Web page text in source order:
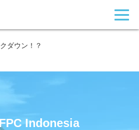
ダウン！？
Indonesia